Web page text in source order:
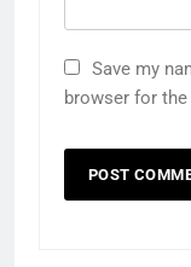
Save my
browser for